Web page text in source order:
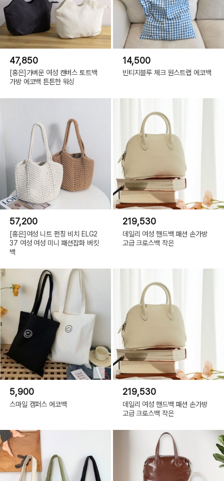
47,850
[홍은]가벼운 여성 캔버스 토트백
가방 에코백 튼튼한 워싱
14,500
빈티지블루 체크 원스트랩 에코백
57,200
[홍은]여성 니트 펀칭 비치 ELG2
37 여성 여성 미니 패션잡화 버킷
백
219,530
데일리 여성 핸드백 패션 손가방
고급 크로스백 작은
5,900
스마일 캠퍼스 에코백
219,530
데일리 여성 핸드백 패션 손가방
고급 크로스백 작은